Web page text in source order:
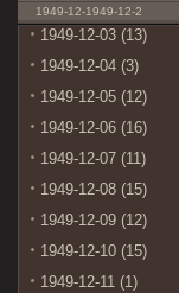
1949-12-1949-12-2
1949-12-03 (13)
1949-12-04 (3)
1949-12-05 (12)
1949-12-06 (16)
1949-12-07 (11)
1949-12-08 (15)
1949-12-09 (12)
1949-12-10 (15)
1949-12-11 (1)